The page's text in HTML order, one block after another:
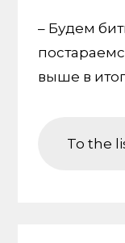
– Будем
выше в
To the